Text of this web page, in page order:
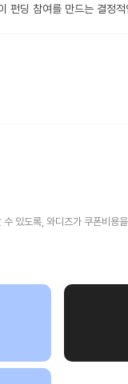
펀딩 참여를 만드는 결정
있도록, 와디즈가 쿠폰비용